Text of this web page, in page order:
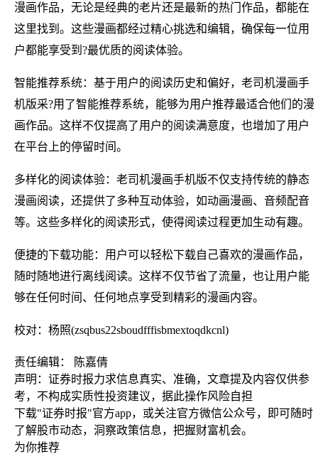
漫画作品，无论是经典的老片还是最新的热门作品，都能在
这里找到。这些漫画都经过精心挑选和编辑，确保每一位用
户都能享受到?最优质的阅读体验。
智能推荐系统：基于用户的阅读历史和偏好，老司机漫画手
机版采?用了智能推荐系统，能够为用户推荐最适合他们的漫
画作品。这样不仅提高了用户的阅读满意度，也增加了用户
在平台上的停留时间。
多样化的阅读体验：老司机漫画手机版不仅支持传统的静态
漫画阅读，还提供了多种互动体验，如动画漫画、音频配音
等。这些多样化的阅读形式，使得阅读过程更加生动有趣。
便捷的下载功能：用户可以轻松下载自己喜欢的漫画作品，
随时随地进行离线阅读。这样不仅节省了流量，也让用户能
够在任何时间、任何地点享受到精彩的漫画内容。
校对：杨照(zsqbus22sboudfffisbmextoqdkcnl)
责任编辑： 陈嘉倩
声明：证券时报力求信息真实、准确，文章提及内容仅供参
考，不构成实质性投资建议，据此操作风险自担
下载"证券时报"官方app，或关注官方微信公众号，即可随时
了解股市动态，洞察政策信息，把握财富机会。
为你推荐